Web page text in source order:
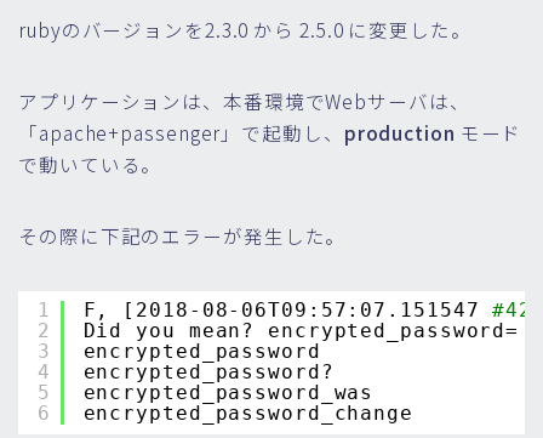
rubyのバージョンを2.3.0 から 2.5.0 に変更した。
アプリケーションは、本番環境でWebサーバは、
「apache+passenger」で起動し、 production モード
で動いている。
その際に下記のエラーが発生した。
1
2
3
4
5
6
F, [2018-08-06T09:57:07.151547
Did you mean? encrypted_password=
encrypted_password
encrypted_password?
encrypted_password_was
encrypted_password_change